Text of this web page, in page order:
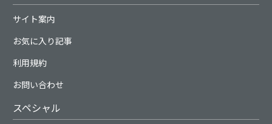
サイト案内
お気に入り記事
利用規約
お問い合わせ
スペシャル